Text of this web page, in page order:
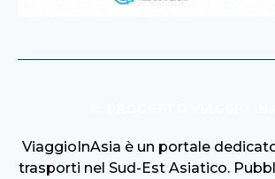
ViaggioInAsia è un portale
trasporti nel Sud-Est Asiatico.